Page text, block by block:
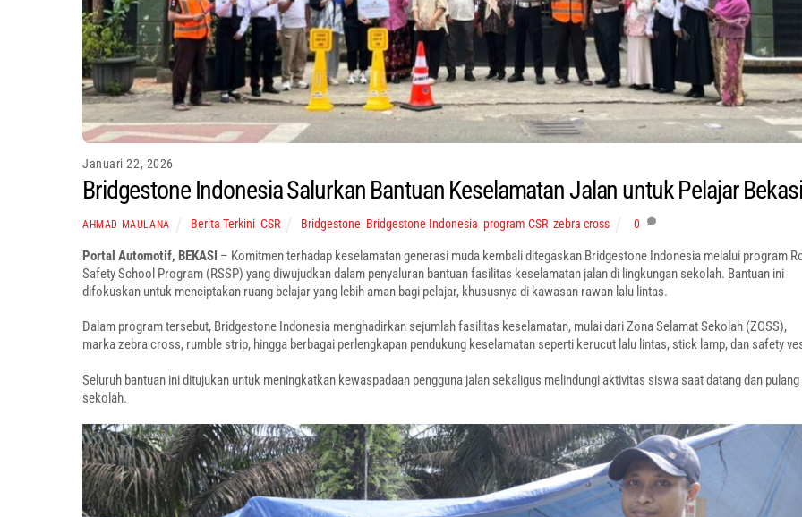
Januari 22, 2026
Bridgestone Indonesia Salurkan Bantuan Keselamatan Jalan untuk Pelajar Bekasi
AHMAD MAULANA Berita Terkini ,CSR Bridgestone Bridgestone Indonesia program CSR ,zebra cross 0
Portal Automotif, BEKASI – Komitmen terhadap keselamatan generasi muda kembali ditegaskan Bridgestone Indonesia melalui program
Safety School Program (RSSP) yang diwujudkan dalam penyaluran bantuan fasilitas keselamatan jalan di lingkungan sekolah. Bantuan ini
difokuskan untuk menciptakan ruang belajar yang lebih aman bagi pelajar, khususnya di kawasan rawan lalu lintas.
Dalam program tersebut, Bridgestone Indonesia menghadirkan sejumlah fasilitas keselamatan, mulai dari Zona Selamat Sekolah (ZOSS),
marka zebra cross, rumble strip, hingga berbagai perlengkapan pendukung keselamatan seperti kerucut lalu lintas, stick lamp, dan safety
Seluruh bantuan ini ditujukan untuk meningkatkan kewaspadaan pengguna jalan sekaligus melindungi aktivitas siswa saat datang dan pulang
sekolah.